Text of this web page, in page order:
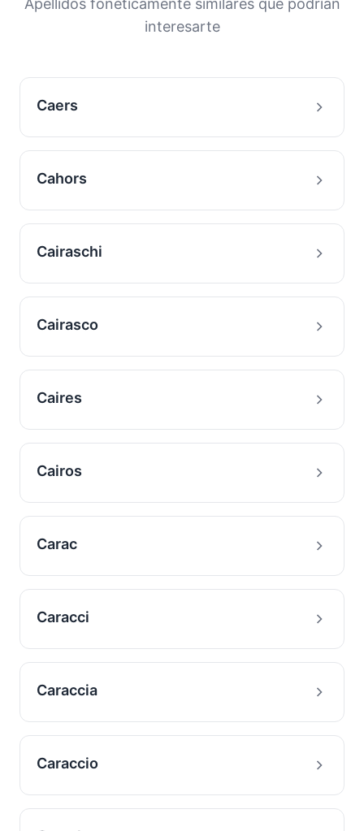
Apellidos fonéticamente similares que podrían
interesarte
Caers
Cahors
Cairaschi
Cairasco
Caires
Cairos
Carac
Caracci
Caraccia
Caraccio